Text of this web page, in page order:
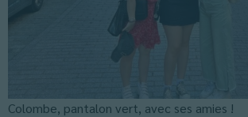
Colombe, pantalon vert, avec ses amies !